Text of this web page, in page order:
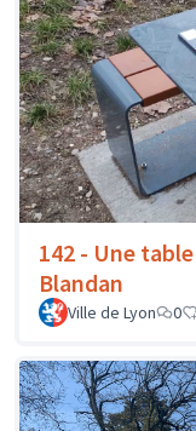
142 - Une
Blandan
Ville de Lyon 0